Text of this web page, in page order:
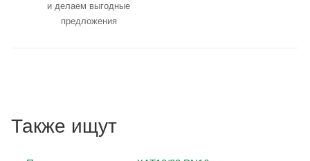
и делаем выгодные
предложения
Также ищут